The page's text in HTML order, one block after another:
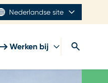
Nederlandse site
Werken bij